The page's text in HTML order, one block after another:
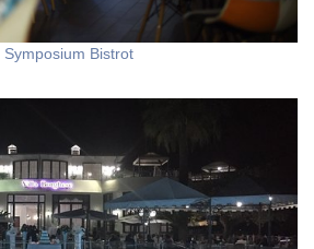
Symposium Bistrot